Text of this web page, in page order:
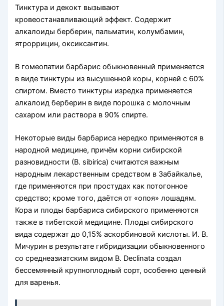
Тинктура и декокт вызывают
кровеостанавливающий эффект. Содержит
алкалоиды берберин, пальматин, колумбамин,
ятроррицин, оксиксантин.
В гомео­патии барбарис обыкновенный применяется
в виде тинктуры из высушенной коры, кор­ней с 60%
спиртом. Вместо тинктуры изредка применяется
алкалоид берберин в виде порошка с молочным
сахаром или раствора в 90% спирте.
Некоторые виды барбариса нередко применяются в
народной меди­цине, причём корни сибирской
разновидности (В. sibirica) считаются важным
народным лекарственным средством в Забайкалье,
где применяются при простудах как потогонное
средство; кроме того, даётся от «опоя» лошадям.
Кора и плоды барбариса сибирского применяются
также в тибетской медицине. Плоды сибирского
вида содержат до 0,15% аскорби­новой кислоты. И. В.
Мичурин в резуль­тате гибридизации обыкновенного
со среднеазиатским видом В. Declinata создал
бессемянный крупноплодный сорт, особенно ценный
для варенья.